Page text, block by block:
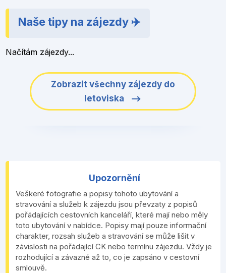
Naše tipy na zájezdy ✈️
Načítám zájezdy...
Zobrazit všechny zájezdy do
letoviska
Upozornění
Veškeré fotografie a popisy tohoto ubytování a
stravování a služeb k zájezdu jsou převzaty z popisů
pořádajících cestovních kanceláří, které mají nebo měly
toto ubytování v nabídce. Popisy mají pouze informační
charakter, rozsah služeb a stravování se může lišit v
závislosti na pořádající CK nebo termínu zájezdu. Vždy je
rozhodující a závazné až to, co je zapsáno v cestovní
smlouvě.